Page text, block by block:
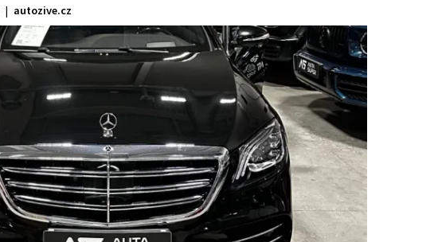
| autozive.cz